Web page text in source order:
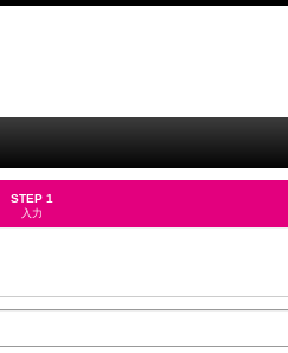
STEP 1
入力